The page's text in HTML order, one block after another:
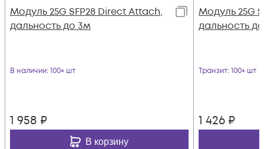
Модуль 25G SFP28 Direct Attach,
дальность до 3м
В наличии: 100+ шт
1 958 ₽
В корзину
Модуль 25G
дальность
Транзит: 100+ шт
1 426 ₽